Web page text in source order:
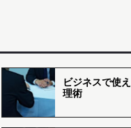
ビジネスで使
理術